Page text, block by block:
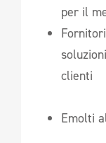
per il
clienti
Emolti